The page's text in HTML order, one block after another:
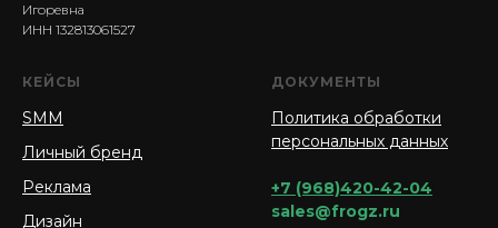
Игоревна
ИНН 132813061527
КЕЙСЫ
SMM
Личный бренд
Реклама
Дизайн
ДОКУМЕНТЫ
Политика обработки
персональных данных
+7 (968)420-42-04
sales@frogz.ru